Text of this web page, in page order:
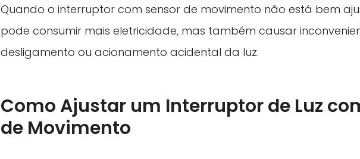
Quando o interruptor com sensor de movimento não está bem
pode consumir mais eletricidade, mas também causar
desligamento ou acionamento acidental da luz.
Como Ajustar um Interruptor de Luz
de Movimento